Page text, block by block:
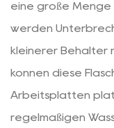
eine große Menge
werden
kleinerer Behälter
können diese
Arbeitsplatten
regelmäßigen